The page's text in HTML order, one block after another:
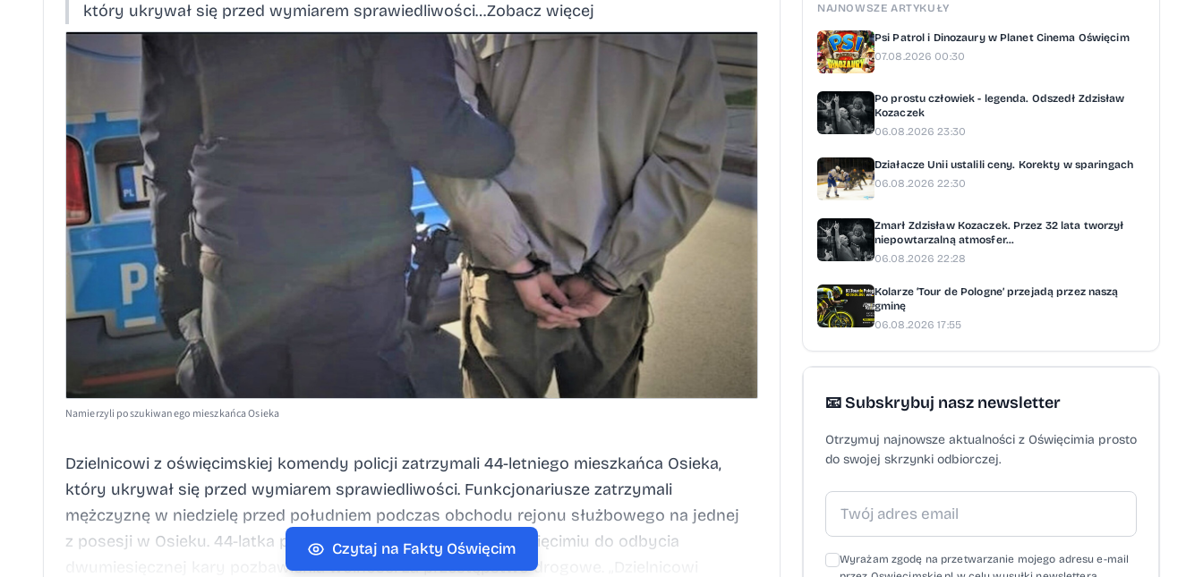
który ukrywał się przed wymiarem sprawiedliwości…Zobacz więcej
Namierzyli poszukiwanego mieszkańca Osieka
Dzielnicowi z oświęcimskiej komendy policji zatrzymali 44-letniego mieszkańca Osieka,
który ukrywał się przed wymiarem sprawiedliwości. Funkcjonariusze zatrzymali
mężczyznę w niedzielę przed południem podczas obchodu rejonu służbowego na jednej
z posesji w Osieku. 44-latka poszukiwał Sąd Rejonowy w Oświęcimiu do odbycia
dwumiesięcznej kary pozbawienia wolności za przestępstwo drogowe. „Dzielnicowi
Czytaj na Fakty Oświęcim
NAJNOWSZE ARTYKUŁY
Psi Patrol i Dinozaury w Planet Cinema Oświęcim
07.08.2026 00:30
Po prostu człowiek - legenda. Odszedł Zdzisław
Kozaczek
06.08.2026 23:30
Działacze Unii ustalili ceny. Korekty w sparingach
06.08.2026 22:30
Zmarł Zdzisław Kozaczek. Przez 32 lata tworzył
niepowtarzalną atmosfer...
06.08.2026 22:28
Kolarze ‘Tour de Pologne’ przejadą przez naszą
gminę
06.08.2026 17:55
📧 Subskrybuj nasz newsletter
Otrzymuj najnowsze aktualności z Oświęcimia prosto
do swojej skrzynki odbiorczej.
Wyrażam zgodę na przetwarzanie mojego adresu e-mail